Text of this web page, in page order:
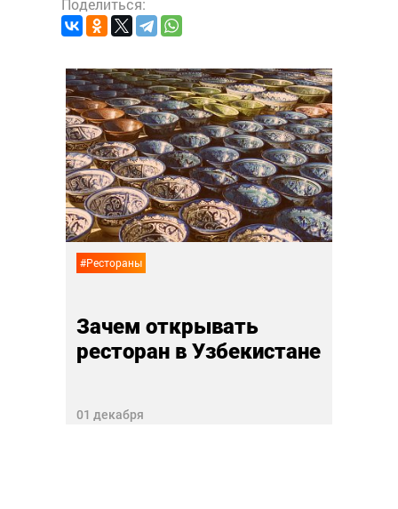
Поделиться:
#Рестораны
Зачем открывать
ресторан в Узбекистане
01 декабря